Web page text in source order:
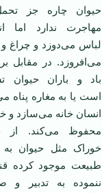
حیوان چاره جز
مهاجرت ندارد اما
لباس می‌دوزد و چراغ
می‌افروزد. در مقابل
باد و باران حیوان
است یا به مغاره پناه
انسان خانه می‌سازد و
محفوظ می‌کند. از
خوراک مثل حیوان به
طبیعت موجود کرده
ننموده به تدبیر و